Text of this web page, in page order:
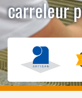
carreleur